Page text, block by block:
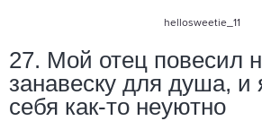
hellosweetie_11
27. Мой отец повесил
занавеску для душа, и
себя как-то неуютно